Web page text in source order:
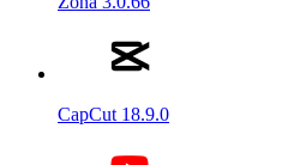
CapCut 18.9.0